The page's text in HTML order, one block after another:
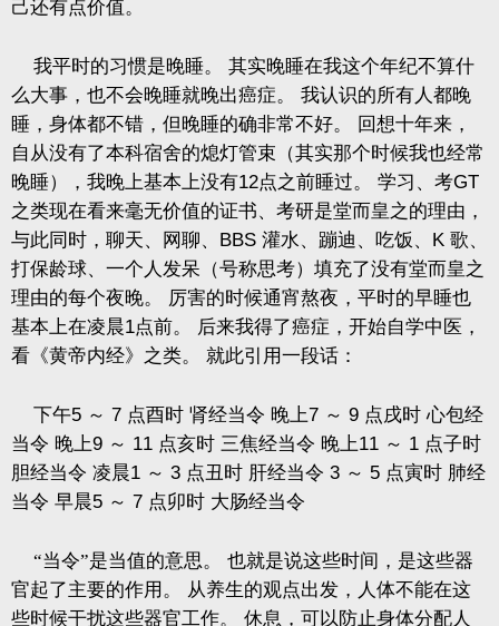
己还有点价值。
我平时的习惯是晚睡。
其实晚睡在我这个年纪不算什
么大事，也不会晚睡就晚出癌症。
我认识的所有人都晚
睡，身体都不错，但晚睡的确非常不好。
回想十年来，
自从没有了本科宿舍的熄灯管束（其实那个时候我也经常
晚睡），我晚上基本上没有12点之前睡过。 学习、考GT
之类现在看来毫无价值的证书、考研是堂而皇之的理由，
与此同时，聊天、网聊、 BBS 灌水、蹦迪、吃饭、 K 歌、
打保龄球、一个人发呆（号称思考）填充了没有堂而皇之
理由的每个夜晚。
厉害的时候通宵熬夜，平时的早睡也
基本上在凌晨1点前。
后来我得了癌症，开始自学中医，
看《黄帝内经》之类。
就此引用一段话：
下午5 ～ 7 点酉时 肾经当令 晚上7 ～ 9 点戌时 心包经
当令 晚上9 ～ 11 点亥时 三焦经当令 晚上11 ～ 1 点子时
胆经当令 凌晨1 ～ 3 点丑时 肝经当令 3 ～ 5 点寅时 肺经
当令 早晨5 ～ 7 点卯时 大肠经当令
“当令”是当值的意思。
也就是说这些时间，是这些器
官起了主要的作用。
从养生的观点出发，人体不能在这
些时候干扰这些器官工作。
休息，可以防止身体分配人